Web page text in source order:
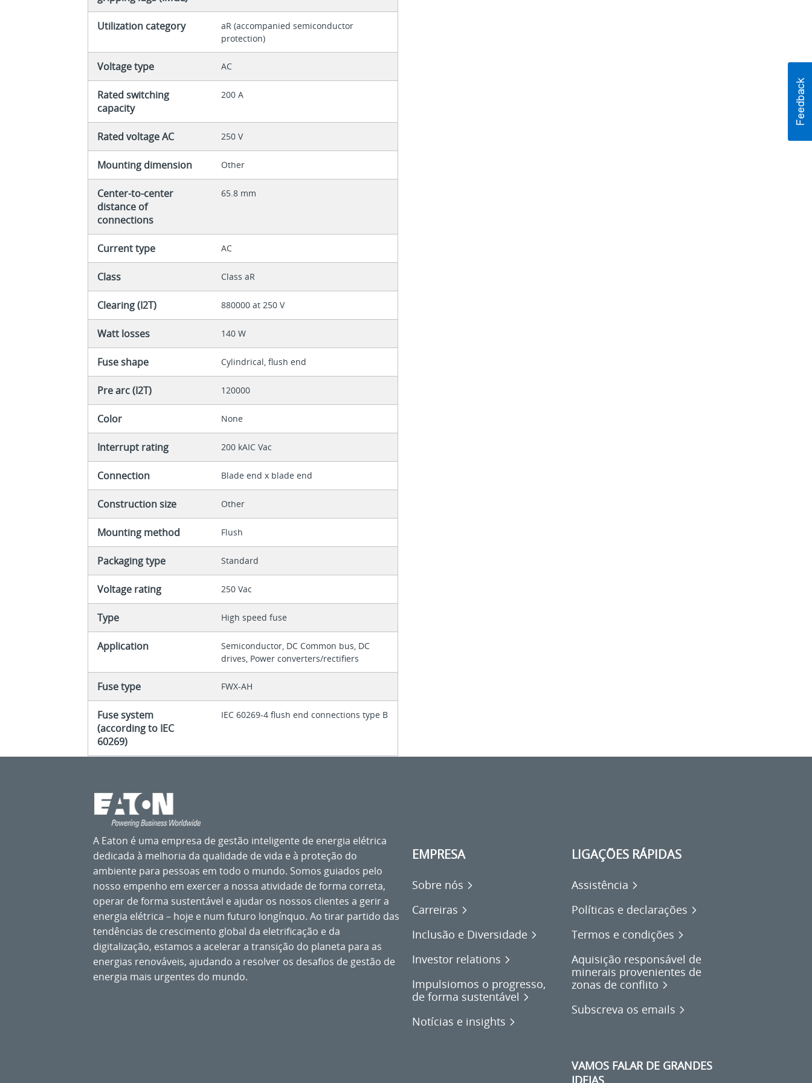
Utilization category
aR (accompanied semiconductor
protection)
Voltage type AC
Rated switching
capacity
200 A
Rated voltage AC 250 V
Mounting dimension Other
Center-to-center
distance of
connections
65.8 mm
Current type AC
Class Class aR
Clearing (I2T) 880000 at 250 V
Watt losses 140 W
Fuse shape Cylindrical, flush end
Pre arc (I2T) 120000
Color None
Interrupt rating 200 kAIC Vac
Connection Blade end x blade end
Construction size Other
Mounting method Flush
Packaging type Standard
Voltage rating 250 Vac
Type High speed fuse
Application
Semiconductor, DC Common bus, DC
drives, Power converters/rectifiers
Fuse type FWX-AH
Fuse system
(according to IEC
60269)
IEC 60269-4 flush end connections type B
A Eaton é uma empresa de gestão inteligente de energia elétrica
dedicada à melhoria da qualidade de vida e à proteção do
ambiente para pessoas em todo o mundo. Somos guiados pelo
nosso empenho em exercer a nossa atividade de forma correta,
operar de forma sustentável e ajudar os nossos clientes a gerir a
energia elétrica – hoje e num futuro longínquo. Ao tirar partido das
tendências de crescimento global da eletrificação e da
digitalização, estamos a acelerar a transição do planeta para as
energias renováveis, ajudando a resolver os desafios de gestão de
energia mais urgentes do mundo.
EMPRESA
Sobre nós
Carreiras
Inclusão e Diversidade
Investor relations
Impulsiomos o progresso,
de forma sustentável
Notícias e insights
LIGAÇÕES RÁPIDAS
Assistência
Políticas e declarações
Termos e condições
Aquisição responsável de
minerais provenientes de
zonas de conflito
Subscreva os emails
VAMOS FALAR DE GRANDES
IDEIAS